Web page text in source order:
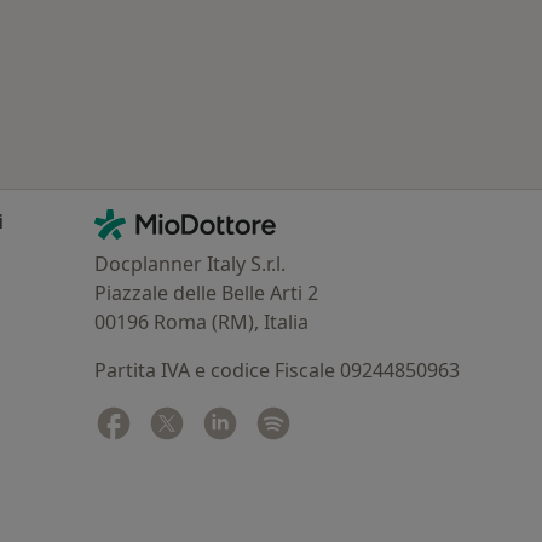
Contatti
MioDottore - Homepage
Docplanner Italy S.r.l.
Piazzale delle Belle Arti 2
00196 Roma (RM), Italia
Partita IVA e codice Fiscale 09244850963
Facebook
si apre in una nuova scheda
Twitter
si apre in una nuova scheda
Linkedin
si apre in una nuova scheda